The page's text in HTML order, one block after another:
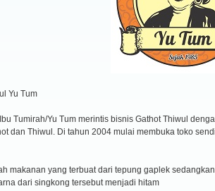
Yu Tum
Tumirah/Yu Tum merintis bisnis Gathot Thiwul
dan Thiwul. Di tahun 2004 mulai membuka toko
makanan yang terbuat dari tepung gaplek
dari singkong tersebut menjadi hitam